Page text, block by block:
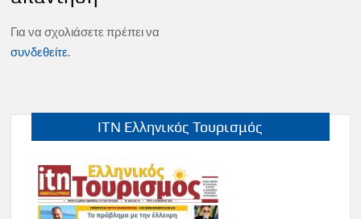
Για να σχολιάσετε πρέπει να
συνδεθείτε.
ITN Ελληνικός Τουρισμός